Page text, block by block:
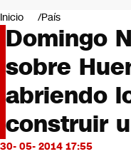
Negocios
Deportes
Programas completos
Cultura
Servicios
Bits
CNN tiempo
Futuro 360
Inicio País
Domingo
sobre
abriendo
construir
30- 05- 2014 17:55